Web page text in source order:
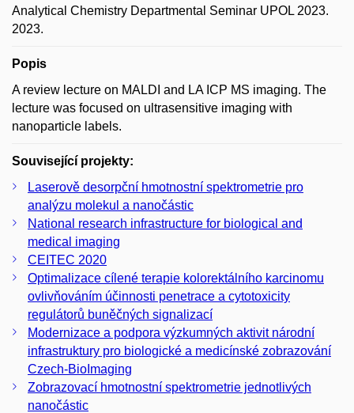
Analytical Chemistry Departmental Seminar UPOL 2023.
2023.
Popis
A review lecture on MALDI and LA ICP MS imaging. The
lecture was focused on ultrasensitive imaging with
nanoparticle labels.
Související projekty:
Laserově desorpční hmotnostní spektrometrie pro
analýzu molekul a nanočástic
National research infrastructure for biological and
medical imaging
CEITEC 2020
Optimalizace cílené terapie kolorektálního karcinomu
ovlivňováním účinnosti penetrace a cytotoxicity
regulátorů buněčných signalizací
Modernizace a podpora výzkumných aktivit národní
infrastruktury pro biologické a medicínské zobrazování
Czech-BioImaging
Zobrazovací hmotnostní spektrometrie jednotlivých
nanočástic